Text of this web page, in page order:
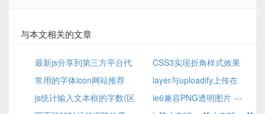
与本文相关的文章
最新js分享到第三方平台代
CSS3实现折角样式效果
常用的字体icon网站推荐
layer与uploadify上传在
Safari浏览器里点击没有反应和
js统计输入文本框的字数(区
ie6兼容PNG透明图片 ---